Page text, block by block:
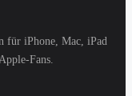
für iPhone, Mac, iPad
Fans.